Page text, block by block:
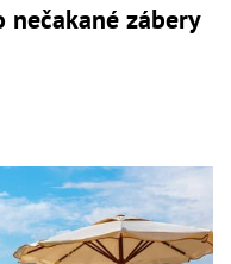
zábery